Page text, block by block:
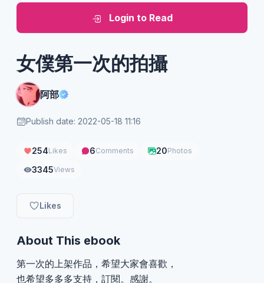
Login to Read
女僕第一次的拍攝
阿部
Publish date: 2022-05-18 11:16
254Likes 6Comments 20Photos
3345Views
Likes
About This ebook
第一次的上架作品，希望大家會喜歡，
也希望多多多支持，訂閱。感謝。